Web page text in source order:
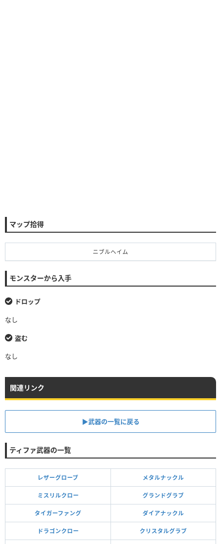
マップ拾得
ニブルヘイム
モンスターから入手
ドロップ
なし
盗む
なし
関連リンク
▶武器の一覧に戻る
ティファ武器の一覧
レザーグローブ メタルナックル
ミスリルクロー グランドグラブ
タイガーファング ダイアナックル
ドラゴンクロー クリスタルグラブ